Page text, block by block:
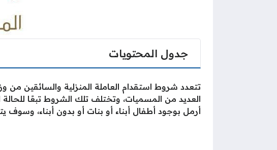
جدول المحتويات
تتعدد شروط استقدام العاملة المنزلية والسائقين من
العديد من المسميات، وتختلف تلك الشروط تبعًا للحالة
أرمل بوجود أطفال أبناء أو بنات أو بدون أبناء، وسوف